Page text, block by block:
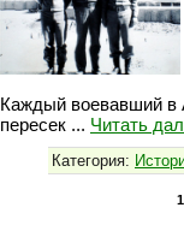
Каждый воевавший в
пересек ... Читать
Категория: